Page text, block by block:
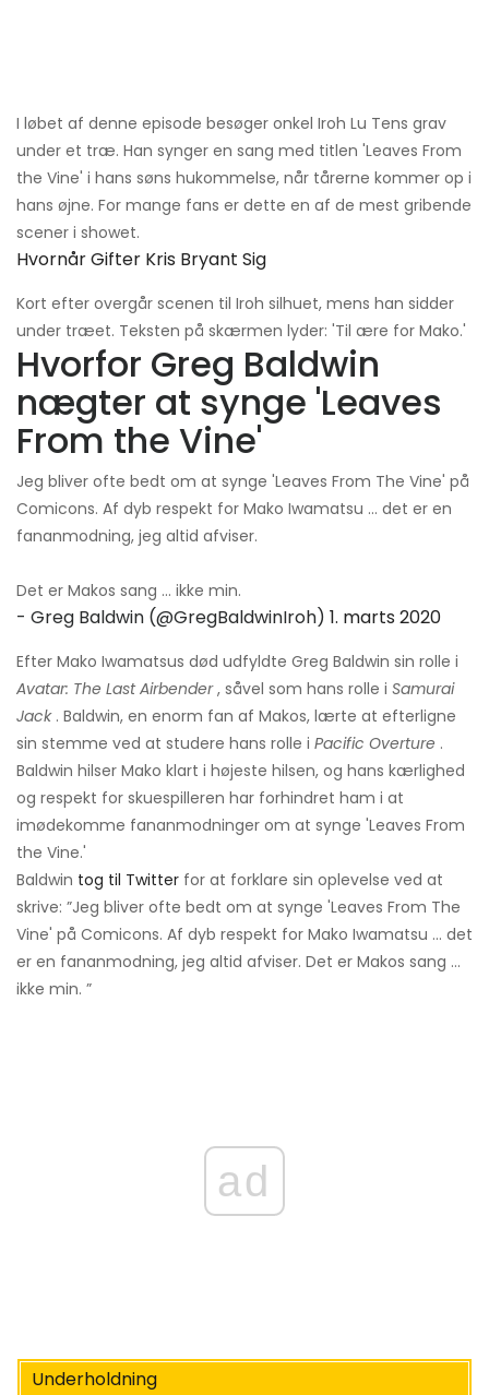
I løbet af denne episode besøger onkel Iroh Lu Tens grav
under et træ. Han synger en sang med titlen 'Leaves From
the Vine' i hans søns hukommelse, når tårerne kommer op i
hans øjne. For mange fans er dette en af ​​de mest gribende
scener i showet.
Hvornår Gifter Kris Bryant Sig
Kort efter overgår scenen til Iroh silhuet, mens han sidder
under træet. Teksten på skærmen lyder: 'Til ære for Mako.'
Hvorfor Greg Baldwin
nægter at synge 'Leaves
From the Vine'
Jeg bliver ofte bedt om at synge 'Leaves From The Vine' på
Comicons. Af dyb respekt for Mako Iwamatsu ... det er en
fananmodning, jeg altid afviser.
Det er Makos sang ... ikke min.
- Greg Baldwin (@GregBaldwinIroh) 1. marts 2020
Efter Mako Iwamatsus død udfyldte Greg Baldwin sin rolle i
Avatar: The Last Airbender, såvel som hans rolle i Samurai
Jack. Baldwin, en enorm fan af Makos, lærte at efterligne
sin stemme ved at studere hans rolle i Pacific Overture .
Baldwin hilser Mako klart i højeste hilsen, og hans kærlighed
og respekt for skuespilleren har forhindret ham i at
imødekomme fananmodninger om at synge 'Leaves From
the Vine.'
Baldwin tog til Twitter for at forklare sin oplevelse ved at
skrive: ”Jeg bliver ofte bedt om at synge 'Leaves From The
Vine' på Comicons. Af dyb respekt for Mako Iwamatsu ... det
er en fananmodning, jeg altid afviser. Det er Makos sang ...
ikke min. ”
ad
Underholdning